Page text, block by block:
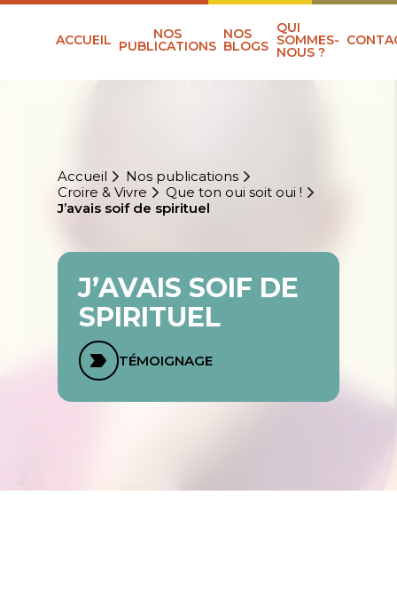
ACCUEIL NOS
PUBLICATIONS
NOS
BLOGS
QUI
SOMMES-
NOUS ?
Accueil
Nos publications
Croire & Vivre
Que ton oui soit oui !
J’avais soif de spirituel
J’AVAIS SOIF DE
SPIRITUEL
TÉMOIGNAGE